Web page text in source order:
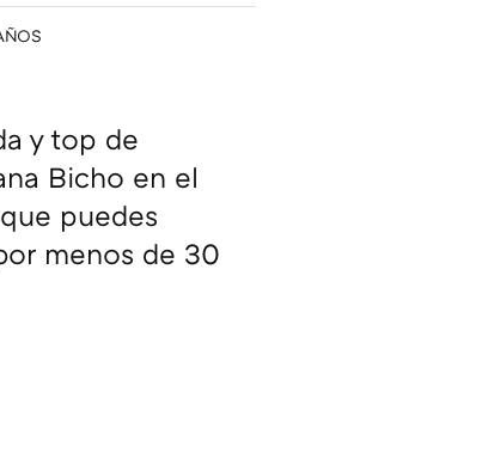
y top de
Bicho en el
puedes
menos de 30